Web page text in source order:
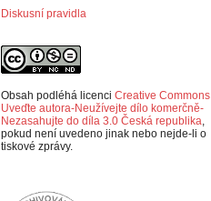
Diskusní pravidla
Obsah podléhá licenci Creative Commons
Uveďte autora-Neužívejte dílo komerčně-
Nezasahujte do díla 3.0 Česká republika
pokud není uvedeno jinak nebo nejde-li o
tiskové zprávy.